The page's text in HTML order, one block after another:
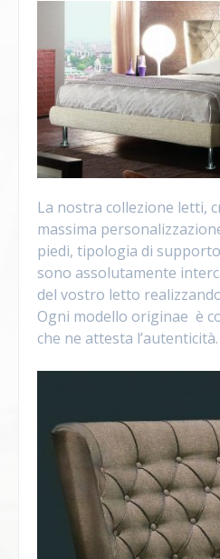
La nostra collezione letti,
massima
piedi, tipologia di
sono assolutamente
del vostro letto
Ogni modello originae è
che ne attesta l’autenticità.